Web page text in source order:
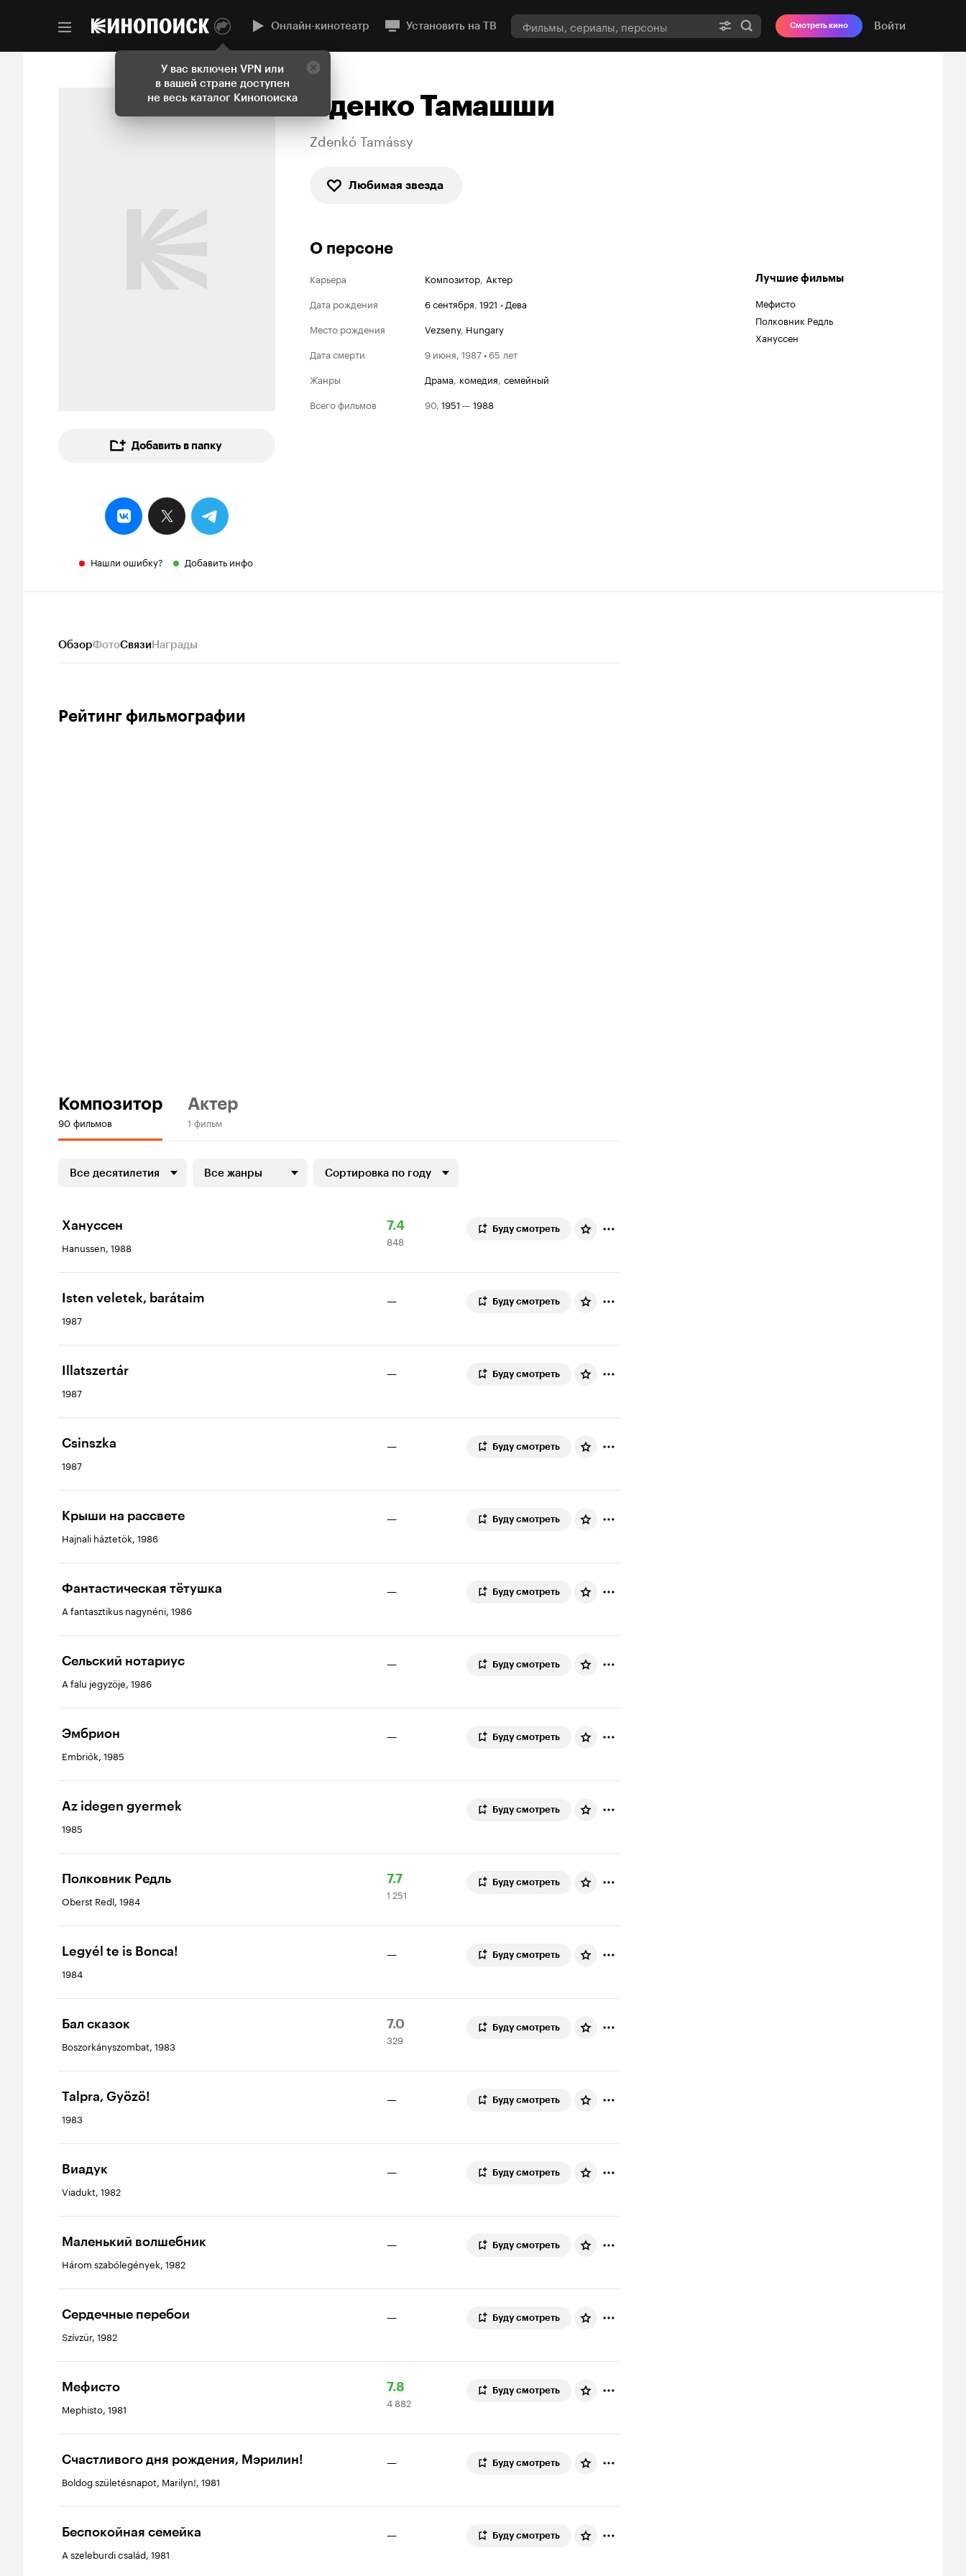
У вас включен VPN или
в вашей стране доступен
не весь каталог Кинопоиска
Онлайн-кинотеатр Установить на ТВ Смотреть кино Войти
Добавить в папку
Нашли ошибку? Добавить инфо
Зденко Тамашши
Zdenkó Tamássy
Любимая звезда
О персоне
Карьера Композитор, Актер
Дата рождения
6 сентября, 1921 • Дева
Место рождения
Vezseny, Hungary
Дата смерти
9 июня, 1987 • 65 лет
Жанры
драма, комедия, семейный
Всего фильмов
90, 1951 — 1988
Лучшие фильмы
Мефисто
Полковник Редль
Хануссен
ОбзорФотоСвязиНаграды
Рейтинг фильмографии
Композитор
90 фильмов
Актер
1 фильм
Все десятилетия Все жанры Сортировка по году
Хануссен
Hanussen, 1988
Рейтинг
Кинопоиска
7.4
848
оценок
848
Буду смотреть
Isten veletek, barátaim
1987
— Буду смотреть
Illatszertár
1987
— Буду смотреть
Csinszka
1987
— Буду смотреть
Крыши на рассвете
Hajnali háztetök, 1986
— Буду смотреть
Фантастическая тётушка
A fantasztikus nagynéni, 1986
— Буду смотреть
Сельский нотариус
A falu jegyzöje, 1986
— Буду смотреть
Эмбрион
Embriók, 1985
— Буду смотреть
Az idegen gyermek
1985
Буду смотреть
Полковник Редль
Oberst Redl, 1984
Рейтинг
Кинопоиска
7.7
1
251
1 251
Буду смотреть
Legyél te is Bonca!
1984
— Буду смотреть
Бал сказок
Boszorkányszombat, 1983
Рейтинг
Кинопоиска
7.0
329
оценок
329
Буду смотреть
Talpra, Gyözö!
1983
— Буду смотреть
Виадук
Viadukt, 1982
— Буду смотреть
Маленький волшебник
Három szabólegények, 1982
— Буду смотреть
Сердечные перебои
Szívzür, 1982
— Буду смотреть
Мефисто
Mephisto, 1981
Рейтинг
Кинопоиска
7.8
4
882
4 882
Буду смотреть
Счастливого дня рождения, Мэрилин!
Boldog születésnapot, Marilyn!, 1981
— Буду смотреть
Беспокойная семейка
A szeleburdi család, 1981
— Буду смотреть